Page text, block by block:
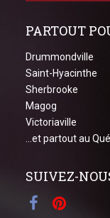
PARTOUT
Drummondville
Saint-Hyacinthe
Sherbrooke
Magog
Victoriaville
...et partout au
SUIVEZ-